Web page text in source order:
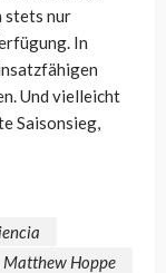
stets nur
In
Und vielleicht
Saisonsieg,
Matthew Hoppe